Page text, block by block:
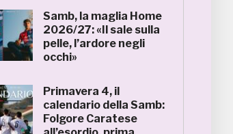
Samb, la maglia Home
2026/27: «Il sale sulla
pelle, l’ardore negli
occhi»
Primavera 4, il
calendario della Samb:
Folgore Caratese